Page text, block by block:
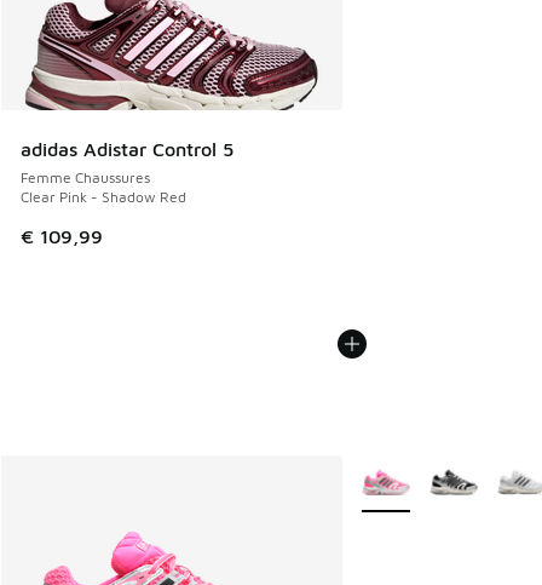
adidas Adistar Control 5
Femme Chaussures
Clear Pink - Shadow Red
€ 109,99
Plus de couleurs